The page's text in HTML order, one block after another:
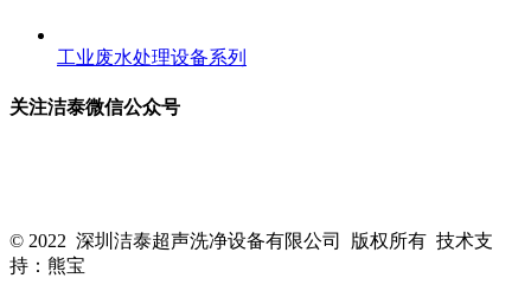
工业废水处理设备系列
关注洁泰微信公众号
© 2022 深圳洁泰超声洗净设备有限公司 版权所有 技术支
持：熊宝